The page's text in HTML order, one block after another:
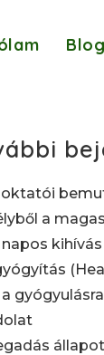
Blog
a
napos